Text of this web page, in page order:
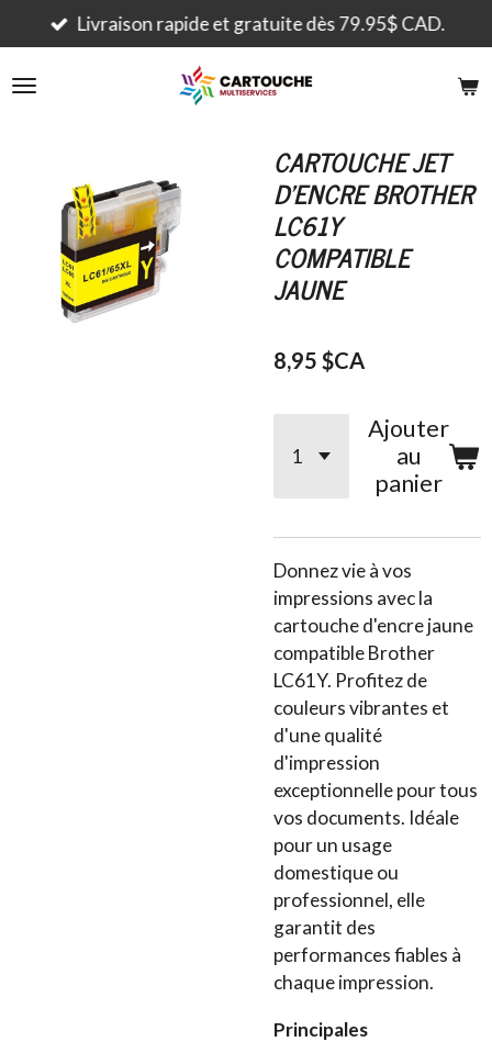
Passer
au
contenu
Livraison rapide et gratuite dès 79.95$ CAD.
CARTOUCHE JET
D'ENCRE BROTHER
LC61Y
COMPATIBLE
JAUNE
8,95 $CA
Ajouter
au
panier
Donnez vie à vos
impressions avec la
cartouche d'encre jaune
compatible Brother
LC61Y. Profitez de
couleurs vibrantes et
d'une qualité
d'impression
exceptionnelle pour tous
vos documents. Idéale
pour un usage
domestique ou
professionnel, elle
garantit des
performances fiables à
chaque impression.
Principales